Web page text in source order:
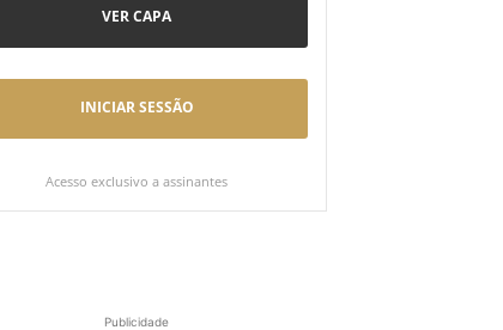
VER CAPA
INICIAR SESSÃO
Acesso exclusivo a assinantes
Publicidade